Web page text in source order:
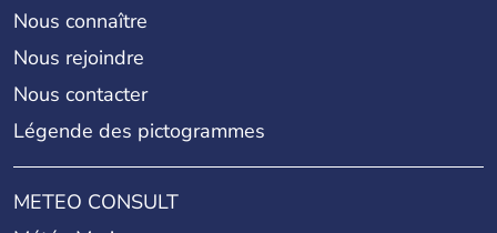
Nous connaître
Nous rejoindre
Nous contacter
Légende des pictogrammes
METEO CONSULT